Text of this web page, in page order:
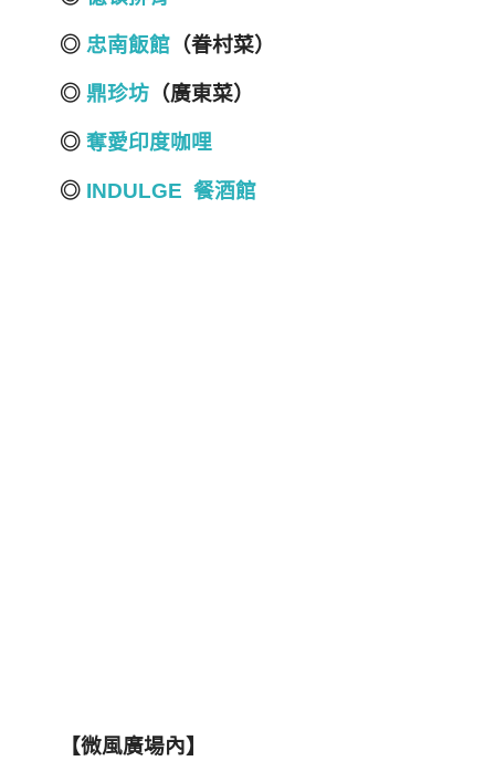
◎ 忠南飯館 （眷村菜）
◎ 鼎珍坊 （廣東菜）
◎ 奪愛印度咖哩
◎ INDULGE 餐酒館
【微風廣場內】